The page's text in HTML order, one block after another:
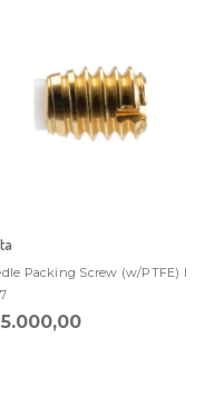
Packing Screw (w/PTFE) I